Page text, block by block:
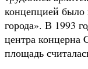
концепцией было
города». В 1993
центра концерна
площадь